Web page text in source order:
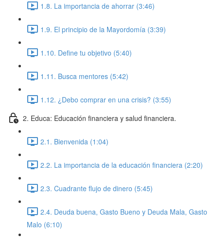
1.8. La importancia de ahorrar (3:46)
1.9. El principio de la Mayordomía (3:39)
1.10. Define tu objetivo (5:40)
1.11. Busca mentores (5:42)
1.12. ¿Debo comprar en una crisis? (3:55)
2. Educa: Educación financiera y salud financiera.
2.1. Bienvenida (1:04)
2.2. La importancia de la educación financiera (2:20)
2.3. Cuadrante flujo de dinero (5:45)
2.4. Deuda buena, Gasto Bueno y Deuda Mala, Gasto
Malo (6:10)